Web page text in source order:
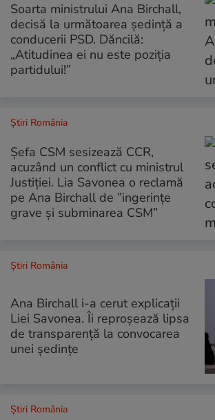
Soarta ministrului Ana Birchall,
decisă la următoarea şedinţă a
conducerii PSD. Dăncilă:
„Atitudinea ei nu este poziţia
partidului!”
Știri România
Șefa CSM sesizează CCR,
acuzând un conflict cu ministrul
Justiției. Lia Savonea o reclamă
pe Ana Birchall de ”ingerințe
grave și subminarea CSM”
Știri România
Ana Birchall i-a cerut explicații
Liei Savonea. Îi reproșează lipsa
de transparență la convocarea
unei ședințe
Știri România